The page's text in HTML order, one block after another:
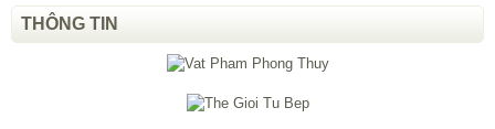
THÔNG TIN